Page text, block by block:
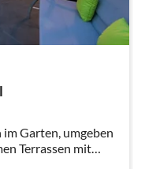
Garten, umgeben
Terrassen mit